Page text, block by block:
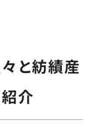
と紡績産
介